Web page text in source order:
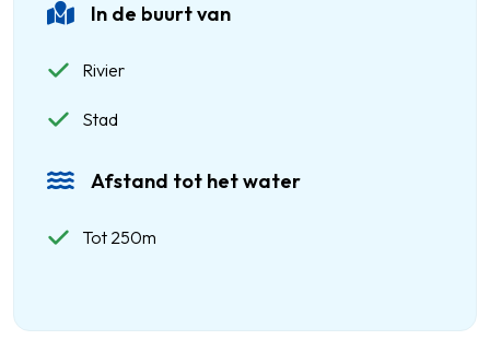
In de buurt van
Rivier
Stad
Afstand tot het water
Tot 250m